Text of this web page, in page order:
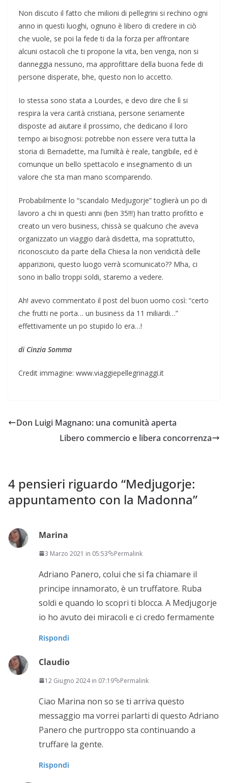
Non discuto il fatto che milioni di pellegrini si rechino ogni
anno in questi luoghi, ognuno è libero di credere in ciò
che vuole, se poi la fede ti da la forza per affrontare
alcuni ostacoli che ti propone la vita, ben venga, non si
danneggia nessuno, ma approfittare della buona fede di
persone disperate, bhe, questo non lo accetto.
Io stessa sono stata a Lourdes, e devo dire che lì si
respira la vera carità cristiana, persone seriamente
disposte ad aiutare il prossimo, che dedicano il loro
tempo ai bisognosi: potrebbe non essere vera tutta la
storia di Bernadette, ma l’umiltà è reale, tangibile, ed è
comunque un bello spettacolo e insegnamento di un
valore che sta man mano scomparendo.
Probabilmente lo “scandalo Medjugorje” toglierà un po di
lavoro a chi in questi anni (ben 35!!!) han tratto profitto e
creato un vero business, chissà se qualcuno che aveva
organizzato un viaggio darà disdetta, ma soprattutto,
riconosciuto da parte della Chiesa la non veridicità delle
apparizioni, questo luogo verrà scomunicato?? Mha, ci
sono in ballo troppi soldi, staremo a vedere.
Ah! avevo commentato il post del buon uomo così: “certo
che frutti ne porta… un business da 11 miliardi…”
effettivamente un po stupido lo era…!
di Cinzia Somma
Credit immagine: www.viaggiepellegrinaggi.it
Don Luigi Magnano: una comunità aperta
Libero commercio e libera concorrenza
4 pensieri riguardo “Medjugorje:
appuntamento con la Madonna”
Marina
3 Marzo 2021 in 05:53 Permalink
Adriano Panero, colui che si fa chiamare il
principe innamorato, è un truffatore. Ruba
soldi e quando lo scopri ti blocca. A Medjugorje
io ho avuto dei miracoli e ci credo fermamente
Rispondi
Claudio
12 Giugno 2024 in 07:19 Permalink
Ciao Marina non so se ti arriva questo
messaggio ma vorrei parlarti di questo Adriano
Panero che purtroppo sta continuando a
truffare la gente.
Rispondi